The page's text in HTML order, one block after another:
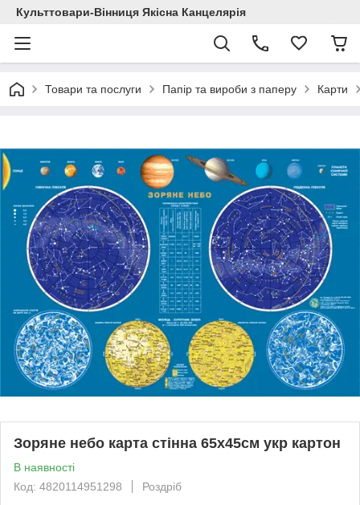
Культтовари-Вінниця Якісна Канцелярія
Товари та послуги Папір та вироби з паперу Карти
Зоряне небо карта стінна 65х45см укр картон
В наявності
Код: 4820114951298
Роздріб